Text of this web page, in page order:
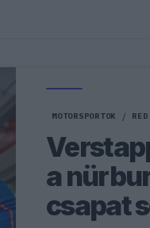
MOTORSPORTOK /
a
csapat